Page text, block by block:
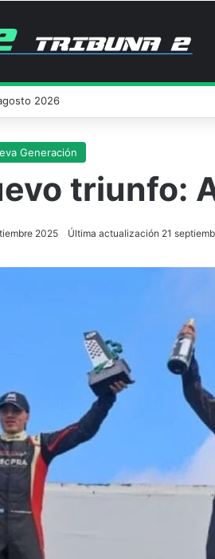
2026
Generación
triunfo:
2025 Última actualización 21